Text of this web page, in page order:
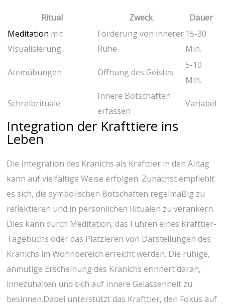
Ritual Zweck
Dauer
Meditation ⁤mit
Visualisierung
Förderung von ⁤innerer
Ruhe
15-30
Min.
Atemübungen Öffnung des⁣ Geistes
5-10
Min.
Schreibrituale
Innere Botschaften
erfassen
Variabel
Integration der Krafttiere ins
Leben
Die Integration des ⁤Kranichs ⁢als Krafttier in den ‍Alltag‍
kann auf vielfältige ⁣Weise⁤ erfolgen. Zunächst empfiehlt
es sich, die ⁢symbolischen ‌Botschaften regelmäßig zu
reflektieren ⁣und in ‌persönlichen ‌Ritualen zu verankern.‍
Dies kann durch Meditation,⁤ das​ Führen eines Krafttier-
Tagebuchs‌ oder das⁣ Platzieren von Darstellungen des
Kranichs im Wohnbereich erreicht werden. Die ruhige, ​
anmutige Erscheinung⁣ des Kranichs erinnert daran,
innezuhalten und⁤ sich auf innere Gelassenheit zu​
besinnen.Dabei unterstützt das Krafttier, den Fokus auf